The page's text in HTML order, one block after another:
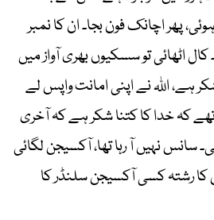
پھر اچانک فون بجا۔ ان کا نمبر
اٹھائی تو سسکیوں بھری آواز میں
شکر ہے، اللہ نے اپنی امانت واپس لے
کہ خدا کا کتنا شکر ہے کہ آخری
نہیں آ رہا تھا، آکسیجن لگائی
رشتہ کسی آکسیجن سلنڈر کا